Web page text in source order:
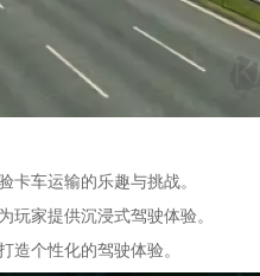
车运输的乐趣与挑战。
家提供沉浸式驾驶体验。
个性化的驾驶体验。